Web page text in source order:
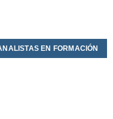
EN FORMACIÓN